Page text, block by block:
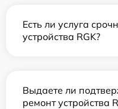
Есть ли услуга
устройства RGK?
Выдаете ли
ремонт устройства